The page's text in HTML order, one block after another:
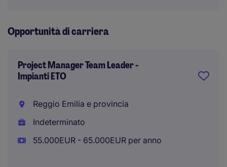
Opportunità di carriera
Project Manager Team Leader -
Impianti ETO
Reggio Emilia e provincia
Indeterminato
55.000EUR - 65.000EUR per anno